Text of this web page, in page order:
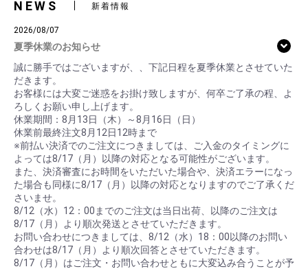
NEWS 新着情報
2026/08/07
夏季休業のお知らせ
誠に勝手ではございますが、、下記日程を夏季休業とさせていた
だきます。
お客様には大変ご迷惑をお掛け致しますが、何卒ご了承の程、よ
ろしくお願い申し上げます。
休業期間：8月13日（木）～8月16日（日）
休業前最終注文8月12日12時まで
※前払い決済でのご注文につきましては、ご入金のタイミングに
よっては8/17（月）以降の対応となる可能性がございます。
また、決済審査にお時間をいただいた場合や、決済エラーになっ
た場合も同様に8/17（月）以降の対応となりますのでご了承くだ
さいませ。
8/12（水）12：00までのご注文は当日出荷、以降のご注文は
8/17（月）より順次発送とさせていただきます。
お問い合わせにつきましては、8/12（水）18：00以降のお問い
合わせは8/17（月）より順次回答とさせていただきます。
8/17（月）はご注文・お問い合わせともに大変込み合うことが予